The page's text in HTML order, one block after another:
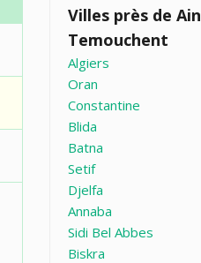
Villes près de Ain
Temouchent
Algiers
Oran
Constantine
Blida
Batna
Setif
Djelfa
Annaba
Sidi Bel Abbes
Biskra